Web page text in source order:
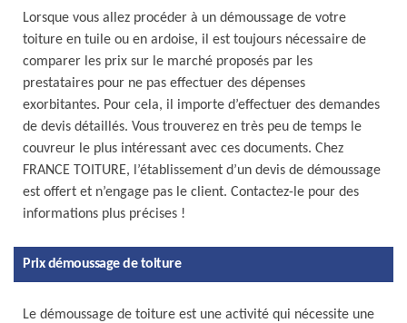
Lorsque vous allez procéder à un démoussage de votre
toiture en tuile ou en ardoise, il est toujours nécessaire de
comparer les prix sur le marché proposés par les
prestataires pour ne pas effectuer des dépenses
exorbitantes. Pour cela, il importe d’effectuer des demandes
de devis détaillés. Vous trouverez en très peu de temps le
couvreur le plus intéressant avec ces documents. Chez
FRANCE TOITURE, l’établissement d’un devis de démoussage
est offert et n’engage pas le client. Contactez-le pour des
informations plus précises !
Prix démoussage de toiture
Le démoussage de toiture est une activité qui nécessite une